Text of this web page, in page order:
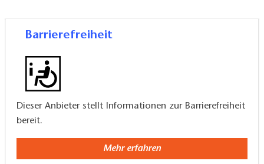
Barrierefreiheit
Dieser Anbieter stellt Informationen zur Barrierefreiheit
bereit.
Mehr erfahren